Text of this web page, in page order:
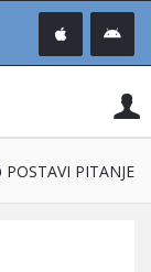
®
POSTAVI PITANJE